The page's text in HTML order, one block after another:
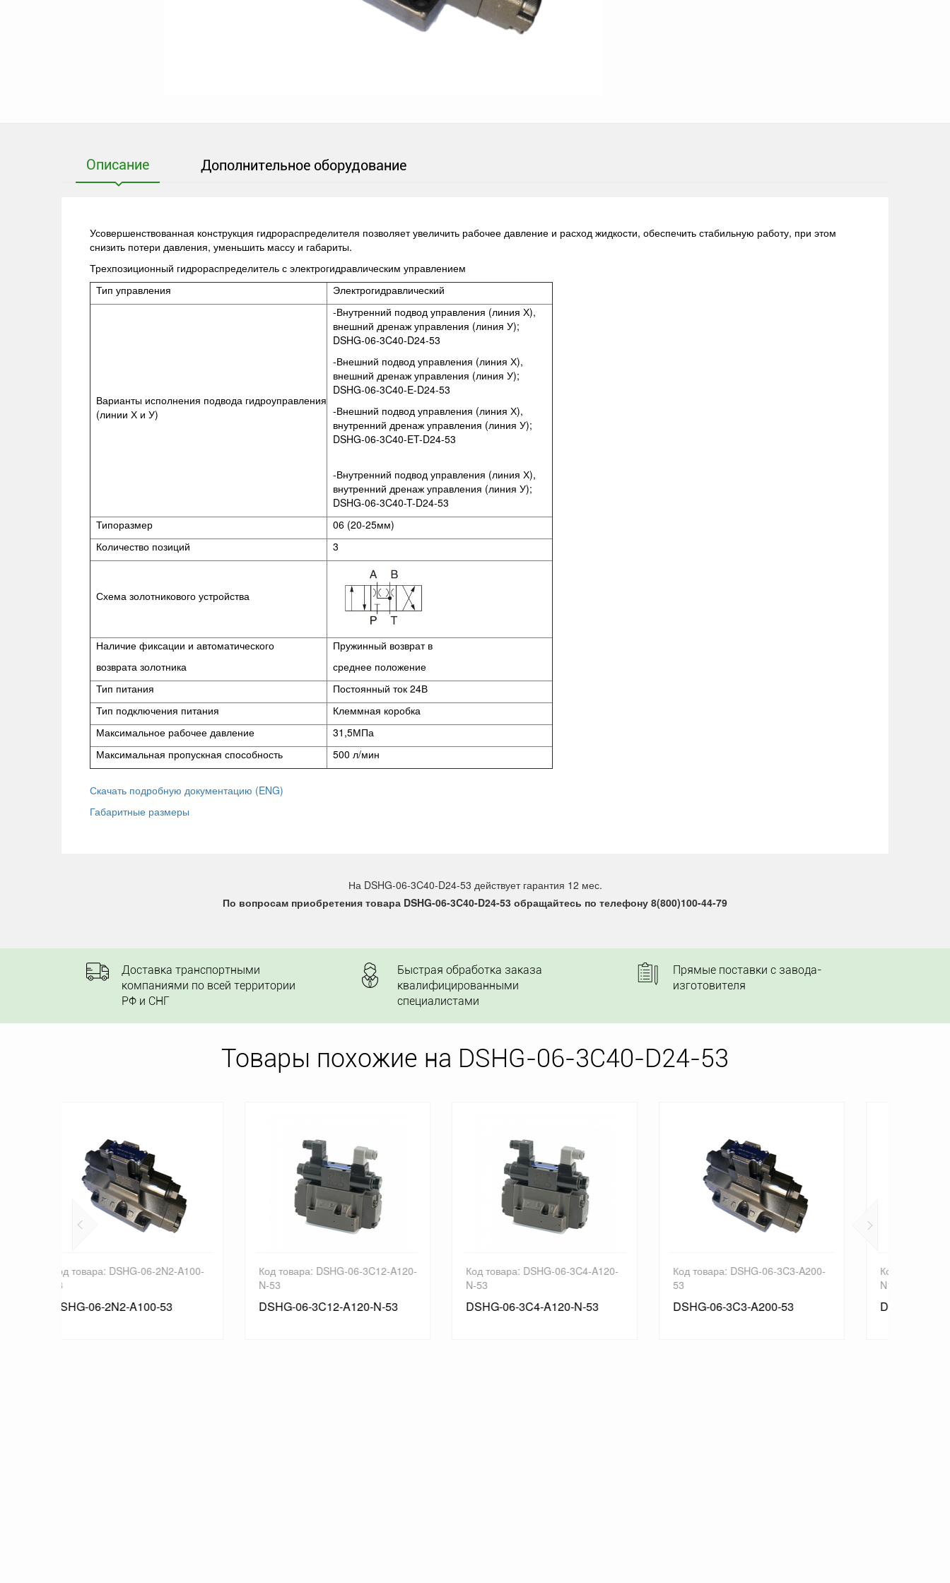
Описание Дополнительное оборудование
Усовершенствованная конструкция гидрораспределителя позволяет увеличить рабочее давление и расход жидкости, обеспечить стабильную работу, при этом
снизить потери давления, уменьшить массу и габариты.
Трехпозиционный гидрораспределитель с электрогидравлическим управлением
Тип управления
Электрогидравлический
Варианты исполнения подвода гидроуправления
(линии Х и У)
-Внутренний подвод управления (линия Х),
внешний дренаж управления (линия У);
DSHG-06-3C40-D24-53
-Внешний подвод управления (линия Х),
внешний дренаж управления (линия У);
DSHG-06-3C40-E-D24-53
-Внешний подвод управления (линия Х),
внутренний дренаж управления (линия У);
DSHG-06-3C40-ET-D24-53
-Внутренний подвод управления (линия Х),
внутренний дренаж управления (линия У);
DSHG-06-3C40-T-D24-53
Типоразмер
06 (20-25мм)
Количество позиций
3
Схема золотникового устройства
Наличие фиксации и автоматического
возврата золотника
Пружинный возврат в
среднее положение
Тип питания
Постоянный ток 24В
Тип подключения питания
Клеммная коробка
Максимальное рабочее давление
31,5МПа
Максимальная пропускная способность
500 л/мин
Скачать подробную документацию (ENG)
Габаритные размеры
На DSHG-06-3C40-D24-53 действует гарантия 12 мес.
По вопросам приобретения товара DSHG-06-3C40-D24-53 обращайтесь по телефону 8(800)100-44-79
Доставка транспортными
компаниями по всей территории
РФ и СНГ
Быстрая обработка заказа
квалифицированными
специалистами
Прямые поставки с завода-
изготовителя
Товары похожие на DSHG-06-3C40-D24-53
Код товара: DSHG-06-3C12-A120-
DSHG-06-3C12-A120-N-53
Код товара: DSHG-06-3C4-A120-
DSHG-06-3C4-A120-N-53
Код товара: DSHG-06-3C3-A200-
DSHG-06-3C3-A200-53
Код товара: DSHG-06-3C10-A240-
DSHG-06-3C10-A240-N1-53